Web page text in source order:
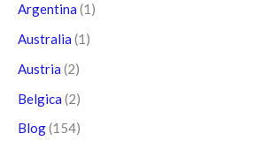
Argentina (1)
Australia (1)
Austria (2)
Belgica (2)
Blog(154)